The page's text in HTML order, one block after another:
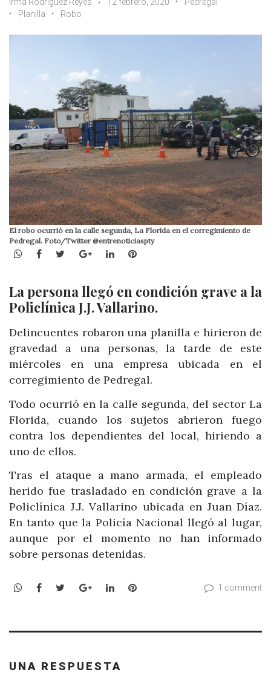
Planilla
Robo
El robo ocurrió en la calle segunda, La Florida en el corregimiento de
Pedregal. Foto/Twitter @entrenoticiaspty
WhatsApp
Facebook
TwitterGoogle+LinkedInPinterest
La persona llegó en condición grave a la
Policlínica J.J. Vallarino.
Delincuentes robaron una planilla e hirieron de
gravedad a una personas, la tarde de este
miércoles en una empresa ubicada en el
corregimiento de Pedregal.
Todo ocurrió en la calle segunda, del sector La
Florida, cuando los sujetos abrieron fuego
contra los dependientes del local, hiriendo a
uno de ellos.
Tras el ataque a mano armada, el empleado
herido fue trasladado en condición grave a la
Policlínica J.J. Vallarino ubicada en Juan Díaz.
En tanto que la Policía Nacional llegó al lugar,
aunque por el momento no han informado
sobre personas detenidas.
WhatsApp
Facebook
TwitterGoogle+LinkedInPinterest 1 comment
UNA RESPUESTA